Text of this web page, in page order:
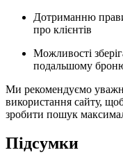
Дотриманню
про клієнтів
Можливості
подальшому
Ми рекомендуємо
використання сайту,
зробити пошук
Підсумки